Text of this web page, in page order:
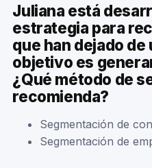
Juliana está
estrategia para
que han dejado de
objetivo es
¿Qué método de
recomienda?
Segmentación de
Segmentación de